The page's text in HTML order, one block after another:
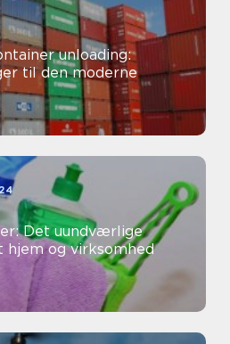
unloading:
til den moderne
Det uundværlige
og virksomhed